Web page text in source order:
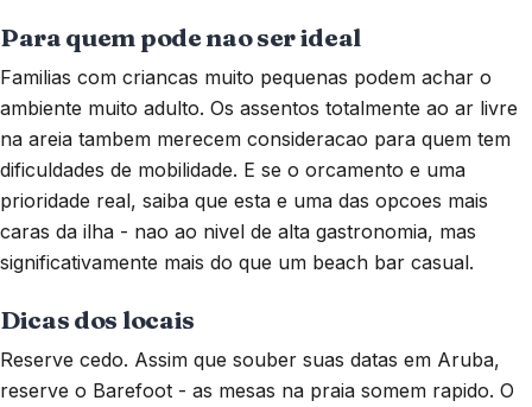
Para quem pode nao ser ideal
Familias com criancas muito pequenas podem achar o
ambiente muito adulto. Os assentos totalmente ao ar livre
na areia tambem merecem consideracao para quem tem
dificuldades de mobilidade. E se o orcamento e uma
prioridade real, saiba que esta e uma das opcoes mais
caras da ilha - nao ao nivel de alta gastronomia, mas
significativamente mais do que um beach bar casual.
Dicas dos locais
Reserve cedo. Assim que souber suas datas em Aruba,
reserve o Barefoot - as mesas na praia somem rapido. O